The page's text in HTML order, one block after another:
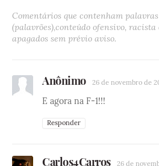
Comentários que contenham
(palavrões),conteúdo ofensivo, racista
apagados sem prévio aviso.
Anônimo 26 de novembro de
E agora na F-1!!!
Responder
Carlos4Carros 26 de